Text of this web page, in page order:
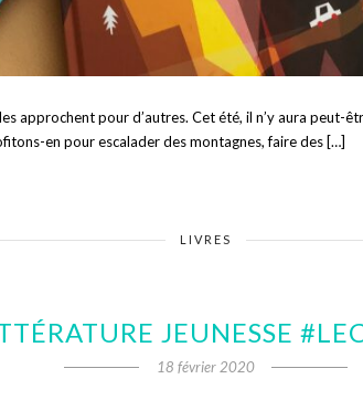
approchent pour d’autres. Cet été, il n’y aura peut-
en pour escalader des montagnes, faire des […]
LIVRES
JEUNESSE
18 février 2020